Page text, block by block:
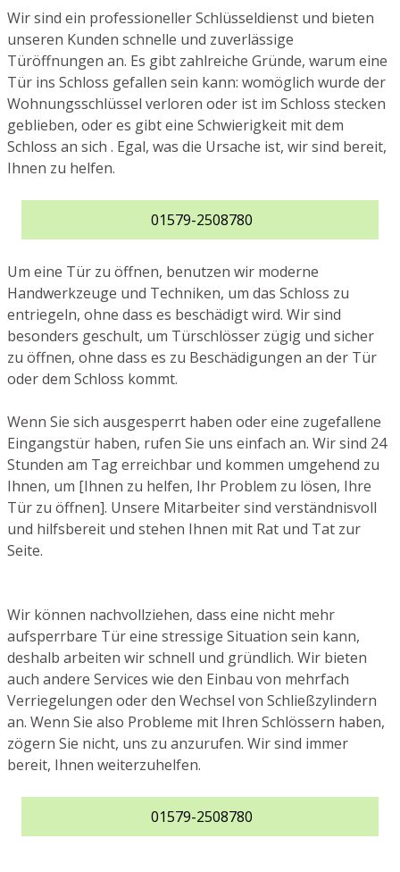
Wir sind ein professioneller Schlüsseldienst und bieten
unseren Kunden schnelle und zuverlässige
Türöffnungen an. Es gibt zahlreiche Gründe, warum eine
Tür ins Schloss gefallen sein kann: womöglich wurde der
Wohnungsschlüssel verloren oder ist im Schloss stecken
geblieben, oder es gibt eine Schwierigkeit mit dem
Schloss an sich . Egal, was die Ursache ist, wir sind bereit,
Ihnen zu helfen.
01579-2508780
Um eine Tür zu öffnen, benutzen wir moderne
Handwerkzeuge und Techniken, um das Schloss zu
entriegeln, ohne dass es beschädigt wird. Wir sind
besonders geschult, um Türschlösser zügig und sicher
zu öffnen, ohne dass es zu Beschädigungen an der Tür
oder dem Schloss kommt.
Wenn Sie sich ausgesperrt haben oder eine zugefallene
Eingangstür haben, rufen Sie uns einfach an. Wir sind 24
Stunden am Tag erreichbar und kommen umgehend zu
Ihnen, um [Ihnen zu helfen, Ihr Problem zu lösen, Ihre
Tür zu öffnen]. Unsere Mitarbeiter sind verständnisvoll
und hilfsbereit und stehen Ihnen mit Rat und Tat zur
Seite.
Wir können nachvollziehen, dass eine nicht mehr
aufsperrbare Tür eine stressige Situation sein kann,
deshalb arbeiten wir schnell und gründlich. Wir bieten
auch andere Services wie den Einbau von mehrfach
Verriegelungen oder den Wechsel von Schließzylindern
an. Wenn Sie also Probleme mit Ihren Schlössern haben,
zögern Sie nicht, uns zu anzurufen. Wir sind immer
bereit, Ihnen weiterzuhelfen.
01579-2508780